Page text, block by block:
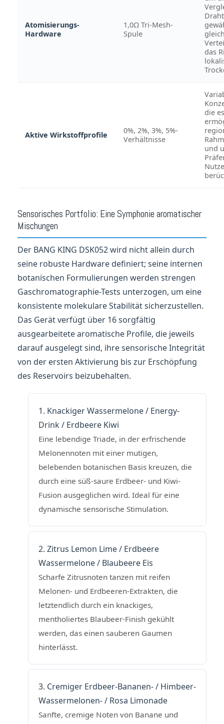
Atomisierungs-
Hardware
1,0Ω Tri-Mesh-
Spule
das
Aktive Wirkstoffprofile
0%, 2%, 3%, 5%-
Verhältnisse
die
und
Sensorisches Portfolio: Eine Symphonie aromatischer
Mischungen
Der BANG KING DSK052 wird nicht allein durch
seine robuste Hardware definiert; seine internen
botanischen Formulierungen werden strengen
Gaschromatographie-Tests unterzogen, um eine
konsistente molekulare Stabilität sicherzustellen.
Das Gerät verfügt über 16 sorgfältig
ausgearbeitete aromatische Profile, die jeweils
darauf ausgelegt sind, ihre sensorische Integrität
von der ersten Aktivierung bis zur Erschöpfung
des Reservoirs beizubehalten.
1. Knackiger Wassermelone / Energy-
Drink / Erdbeere Kiwi
Eine lebendige Triade, in der erfrischende
Melonennoten mit einer mutigen,
belebenden botanischen Basis kreuzen, die
durch eine süß-saure Erdbeer- und Kiwi-
Fusion ausgeglichen wird. Ideal für eine
dynamische sensorische Stimulation.
2. Zitrus Lemon Lime / Erdbeere
Wassermelone / Blaubeere Eis
Scharfe Zitrusnoten tanzen mit reifen
Melonen- und Erdbeeren-Extrakten, die
letztendlich durch ein knackiges,
mentholiertes Blaubeer-Finish gekühlt
werden, das einen sauberen Gaumen
hinterlässt.
3. Cremiger Erdbeer-Bananen- / Himbeer-
Wassermelonen- / Rosa Limonade
Sanfte, cremige Noten von Banane und